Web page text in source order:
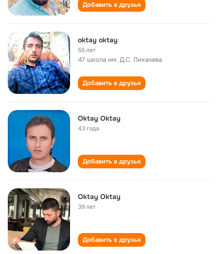
Добавить в друзья
oktay oktay
55 лет
47 школа им. Д.С. Лихачева
Добавить в друзья
Oktay Oktay
43 года
Добавить в друзья
Oktay Oktay
39 лет
Добавить в друзья